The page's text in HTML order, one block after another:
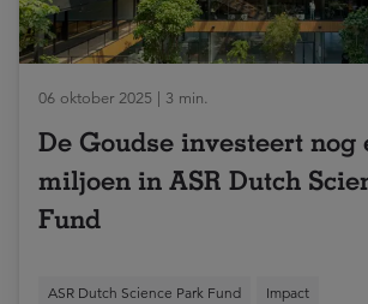
06 oktober 2025 | 3 min.
De Goudse investeert nog
miljoen in ASR Dutch
Fund
ASR Dutch Science Park Fund Impact